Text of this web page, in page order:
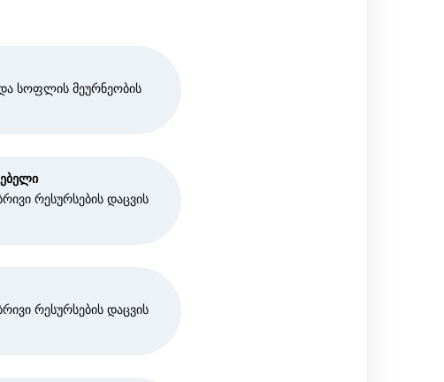
სოფლის მეურნეობის
რესურსების დაცვის
რესურსების დაცვის